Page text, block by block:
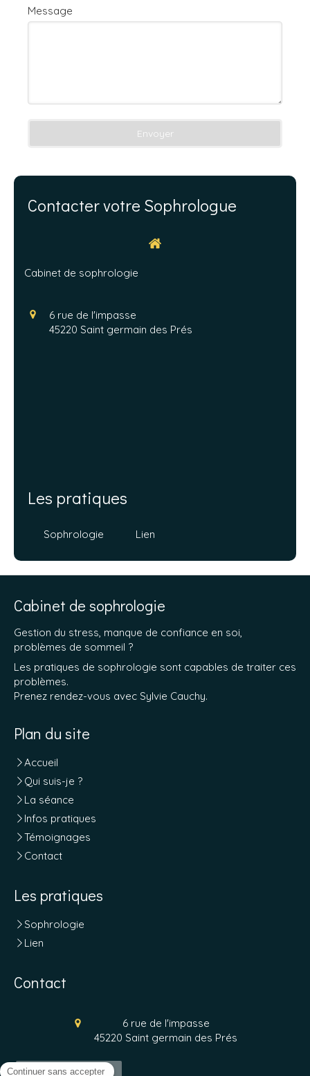
Message
Envoyer
Contacter votre Sophrologue
Cabinet de sophrologie
6 rue de l'impasse
45220 Saint germain des Prés
Les pratiques
Sophrologie Lien
Cabinet de sophrologie
Gestion du stress, manque de confiance en soi,
problèmes de sommeil ?
Les pratiques de sophrologie sont capables de traiter ces
problèmes.
Prenez rendez-vous avec Sylvie Cauchy.
Plan du site
Accueil
Qui suis-je ?
La séance
Infos pratiques
Témoignages
Contact
Les pratiques
Sophrologie
Lien
Contact
6 rue de l'impasse
45220 Saint germain des Prés
Prendre rendez-vous